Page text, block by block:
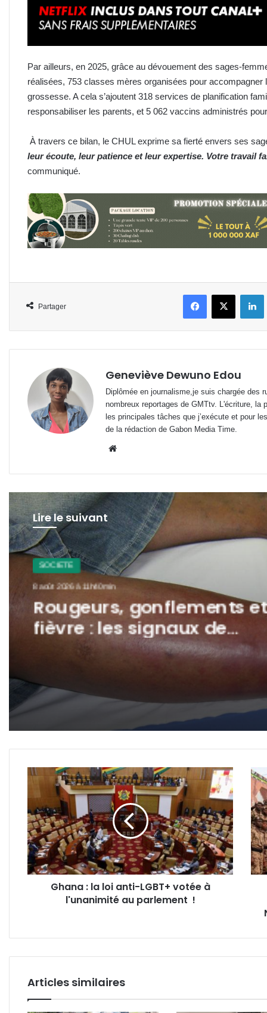
Par ailleurs, en 2025, grâce au dévouement des sages-
réalisées, 753 classes mères organisées pour
grossesse. A cela s’ajoutent 318 services de planification
responsabiliser les parents, et 5 062 vaccins administrés
À travers ce bilan, le CHUL exprime sa fierté envers ses
leur écoute, leur patience et leur expertise. Votre travail
communiqué.
Partager
FacebookX
Geneviève Dewuno Edou
Diplômée en journalisme,je suis chargée des
nombreux reportages de GMTtv. L'écriture,
les principales tâches que j’exécute et pour
de la rédaction de Gabon Media Time.
Lire le suivant
SOCIETE
8 août 2026 à 11h40min
Rougeurs, gonflements et
fièvre : les signaux de
l’érysipèle
Ghana
la
loi
anti-
LGBT+
votée
à
l'unanimité
Ghana : la loi anti-LGBT+ votée à
l'unanimité au parlement !
:
1
499
«
»
de
Articles similaires